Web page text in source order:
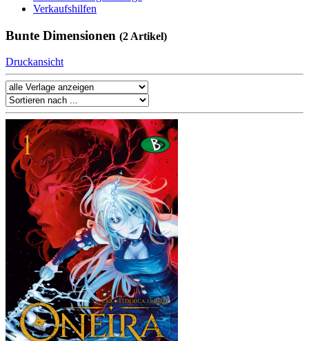
Verkaufshilfen
Bunte Dimensionen (2 Artikel)
Druckansicht